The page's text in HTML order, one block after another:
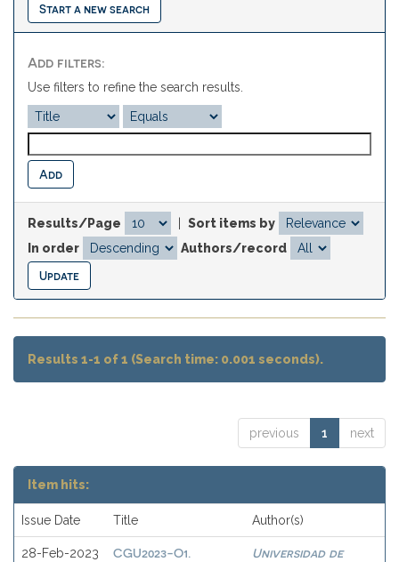
Start a new search
Add filters:
Use filters to refine the search results.
Results/Page
Sort items by
In order
Authors/record
Results 1-1 of 1 (Search time: 0.001 seconds).
previous 1 next
Item hits:
Issue Date Title Author(s)
28-Feb-2023
CGU2023-O1.
Universidad de